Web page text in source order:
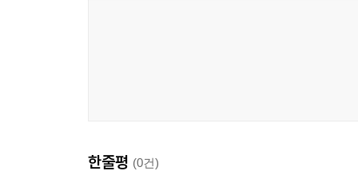
한줄평 (0건)